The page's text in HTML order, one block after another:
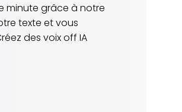
minute grâce à notre
texte et vous
des voix off IA